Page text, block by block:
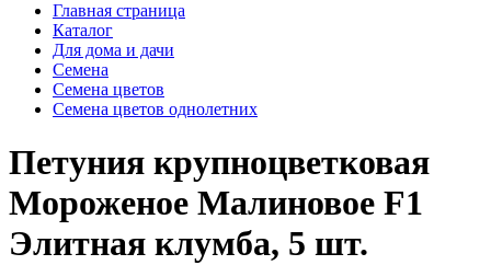
Главная страница
Каталог
Для дома и дачи
Семена
Семена цветов
Семена цветов однолетних
Петуния крупноцветковая
Мороженое Малиновое F1
Элитная клумба, 5 шт.